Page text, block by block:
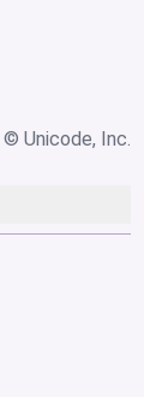
© Unicode, Inc.